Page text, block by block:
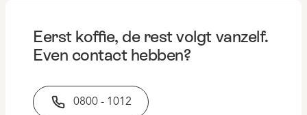
Eerst koffie, de rest volgt vanzelf.
Even contact hebben?
0800 - 1012